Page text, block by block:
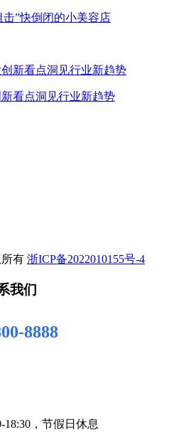
”快倒闭的小美容店
看点洞见行业新趋势
有 浙ICP备2022010155号-4
我们
8888
，节假日休息